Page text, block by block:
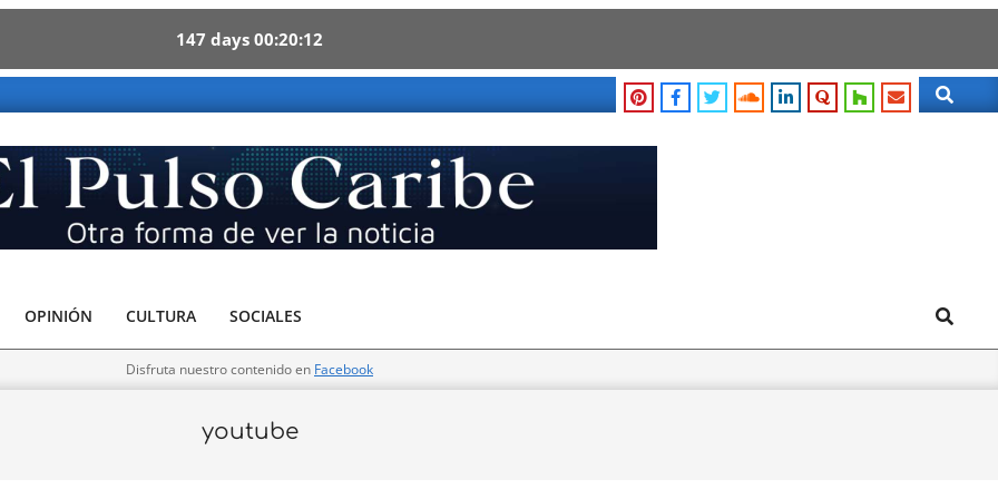
147 days 00 20 11
Search
OPINIÓN CULTURA SOCIALES Search
Disfruta nuestro contenido en Facebook
youtube